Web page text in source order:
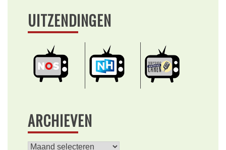
UITZENDINGEN
ARCHIEVEN
Archieven